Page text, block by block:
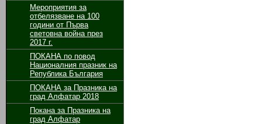
Мероприятия за
отбелязване на 100
години от Първа
световна война през
2017 г.
ПОКАНА по повод
Националния празник на
Република България
ПОКАНА за Празника на
град Алфатар 2018
Покана за Празника на
град Алфатар